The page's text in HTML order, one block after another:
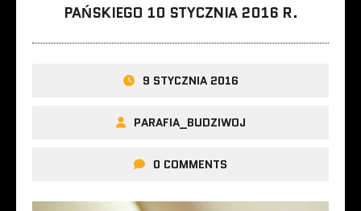
PAŃSKIEGO 10 STYCZNIA 2016 R.
9 STYCZNIA 2016
PARAFIA_BUDZIWOJ
0 COMMENTS